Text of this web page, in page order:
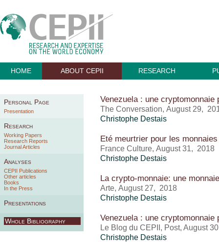
HOME ABOUT CEPII RESEARCH
Personal Page
Presentation
Research
Working Papers
Research Reports
Journal Articles
Analyses
CEPII Publications
Other articles
Books
In the Press
Presentations
Whole Bibliography
Venezuela : une cryptomonnaie
The Conversation, August 29,
Christophe Destais
Eté meurtrier pour les monnaies
France Culture, August 31, 2018
Christophe Destais
La crypto-monnaie: une
Arte, August 27, 2018
Christophe Destais
Venezuela : une cryptomonnaie
Le Blog du CEPII, Post, August
Christophe Destais